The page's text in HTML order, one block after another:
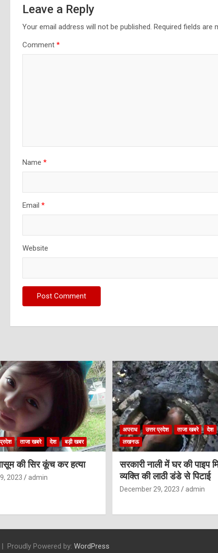
Leave a Reply
Your email address will not be published. Required fields are
Comment *
Name *
Email *
Website
ताजा खबरे देश बड़ी खबर
की सिर कूंच कर हत्या
2023 admin
अपराध उत्तर प्रदेश ताजा खबरे
देश
लखनऊ
सरकारी नाली में घर की पाइप
व्यक्ति की लाठी डंडे से पिटाई
December 29, 2023 admin
Proudly Powered by: WordPress